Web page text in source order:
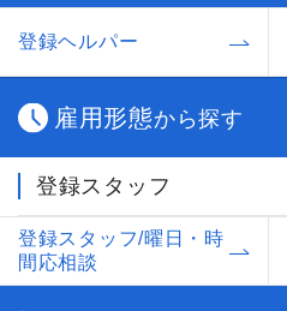
登録ヘルパー
雇用形態から探す
登録スタッフ
登録スタッフ/曜日・時
間応相談